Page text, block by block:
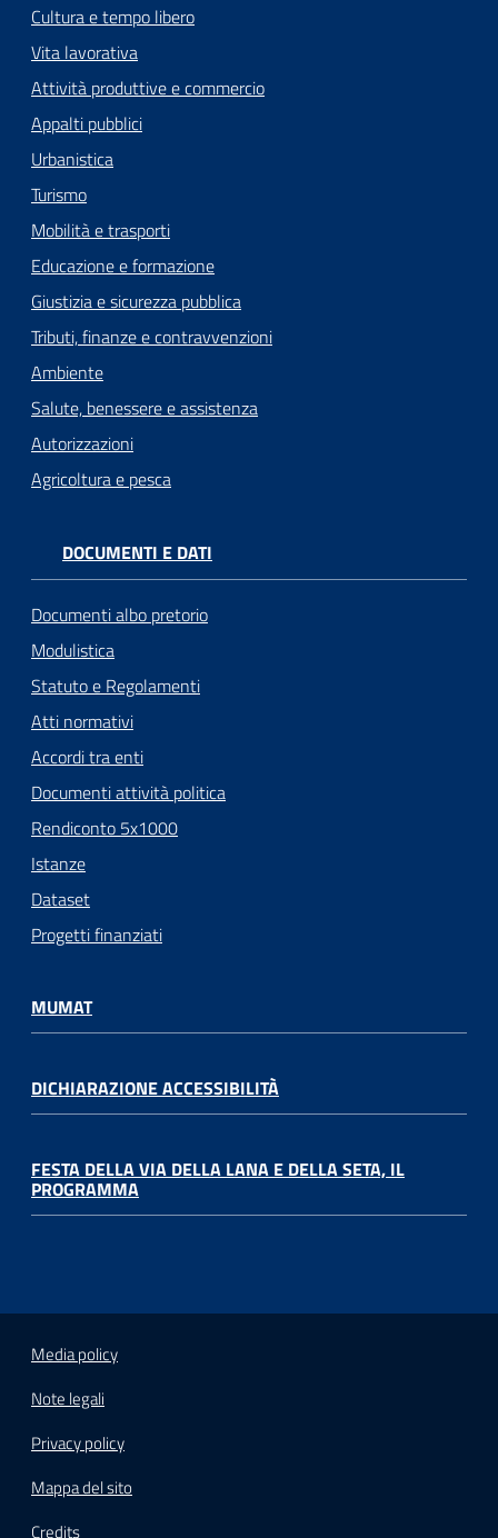
Cultura e tempo libero
Vita lavorativa
Attività produttive e commercio
Appalti pubblici
Urbanistica
Turismo
Mobilità e trasporti
Educazione e formazione
Giustizia e sicurezza pubblica
Tributi, finanze e contravvenzioni
Ambiente
Salute, benessere e assistenza
Autorizzazioni
Agricoltura e pesca
DOCUMENTI E DATI
Documenti albo pretorio
Modulistica
Statuto e Regolamenti
Atti normativi
Accordi tra enti
Documenti attività politica
Rendiconto 5x1000
Istanze
Dataset
Progetti finanziati
MUMAT
DICHIARAZIONE ACCESSIBILITÀ
FESTA DELLA VIA DELLA LANA E DELLA SETA, IL
PROGRAMMA
Media policy
Note legali
Privacy policy
Mappa del sito
Credits